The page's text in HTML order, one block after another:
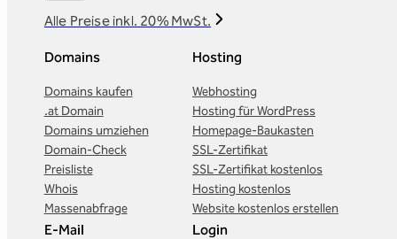
Alle Preise inkl. 20% MwSt.
Domains
Domains kaufen
.at Domain
Domains umziehen
Domain-Check
Preisliste
Whois
Massenabfrage
Hosting
Webhosting
Hosting für WordPress
Homepage-Baukasten
SSL-Zertifikat
SSL-Zertifikat kostenlos
Hosting kostenlos
Website kostenlos erstellen
E-Mail Login